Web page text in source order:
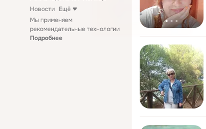
Новости Ещё
Мы применяем
рекомендательные технологии
Подробнее